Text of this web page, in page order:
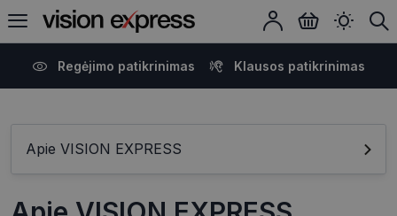
Regėjimo patikrinimas Klausos patikrinimas
Apie VISION EXPRESS